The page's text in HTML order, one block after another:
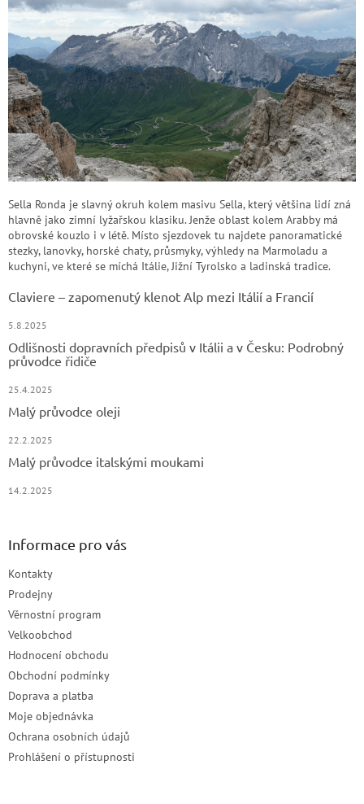
Sella Ronda je slavný okruh kolem masivu Sella, který většina lidí zná
hlavně jako zimní lyžařskou klasiku. Jenže oblast kolem Arabby má
obrovské kouzlo i v létě. Místo sjezdovek tu najdete panoramatické
stezky, lanovky, horské chaty, průsmyky, výhledy na Marmoladu a
kuchyni, ve které se míchá Itálie, Jižní Tyrolsko a ladinská tradice.
Claviere – zapomenutý klenot Alp mezi Itálií a Francií
5.8.2025
Odlišnosti dopravních předpisů v Itálii a v Česku: Podrobný
průvodce řidiče
25.4.2025
Malý průvodce oleji
22.2.2025
Malý průvodce italskými moukami
14.2.2025
Informace pro vás
Kontakty
Prodejny
Věrnostní program
Velkoobchod
Hodnocení obchodu
Obchodní podmínky
Doprava a platba
Moje objednávka
Ochrana osobních údajů
Prohlášení o přístupnosti